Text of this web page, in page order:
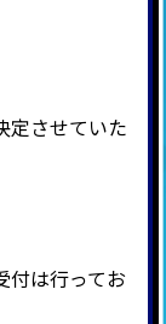
定させていた
付は行ってお